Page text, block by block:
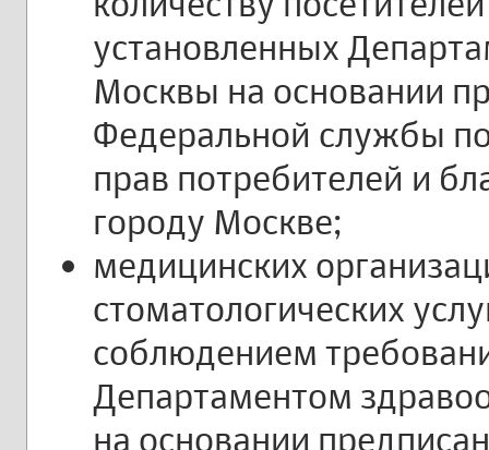
установленных
Москвы на основании
Федеральной службы
прав потребителей и
городу Москве;
медицинских
стоматологических
соблюдением
Департаментом
на основании